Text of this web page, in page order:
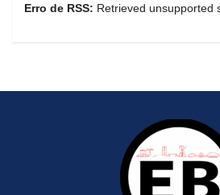
Erro de RSS: Retrieved unsupported